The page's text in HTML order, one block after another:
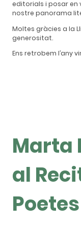
editorials i posar en
nostre panorama
Moltes gràcies a la
generositat.
Ens retrobem l’any
Marta
al
Poetes